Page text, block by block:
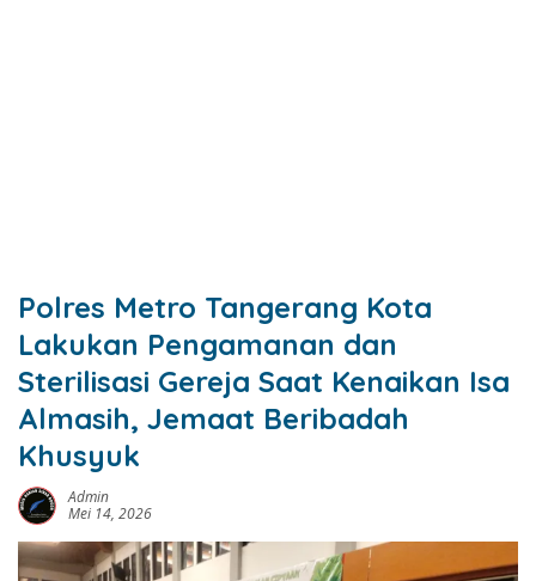
Polres Metro Tangerang Kota
Lakukan Pengamanan dan
Sterilisasi Gereja Saat Kenaikan Isa
Almasih, Jemaat Beribadah
Khusyuk
Admin
Mei 14, 2026